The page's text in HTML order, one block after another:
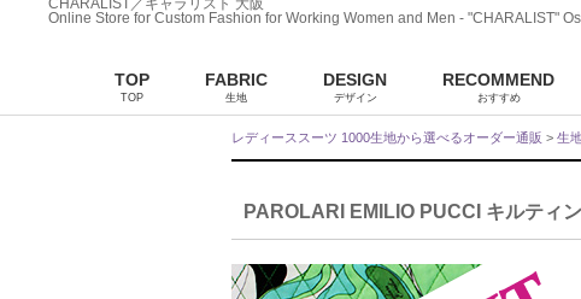
CHARALIST／キャラリスト 大阪
Online Store for Custom Fashion for Working Women and Men - "CHARALIST"
TOP
TOP
FABRIC
生地
DESIGN
デザイン
RECOMMEND
おすすめ
レディーススーツ 1000生地から選べるオーダー通販 > 生
PAROLARI EMILIO PUCCI キルティ